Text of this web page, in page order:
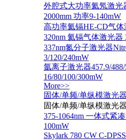
外腔式大功率氦氖激光
2000mm 功率9-140mW
高功率氦镉HE-CD气体
320nm 氦镉气体激光器
337nm氮分子激光器
3/120/240mW
氩离子激光器457.9/
16/80/100/300mW
More>>
固体/单频/单纵模激光器
固体/单频/单纵模激光器
375-1064nm 一体式紧
100mW
Skylark 780 CW C-